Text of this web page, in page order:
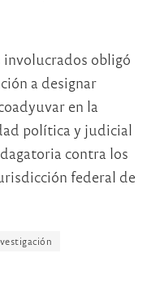
involucrados obligó
a designar
en la
política y judicial
contra los
federal de